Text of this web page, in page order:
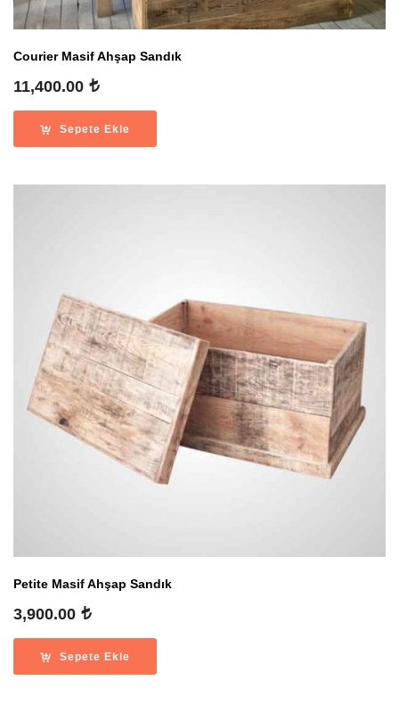
Courier Masif Ahşap Sandık
11,400.00
Sepete Ekle
Petite Masif Ahşap Sandık
3,900.00
Sepete Ekle